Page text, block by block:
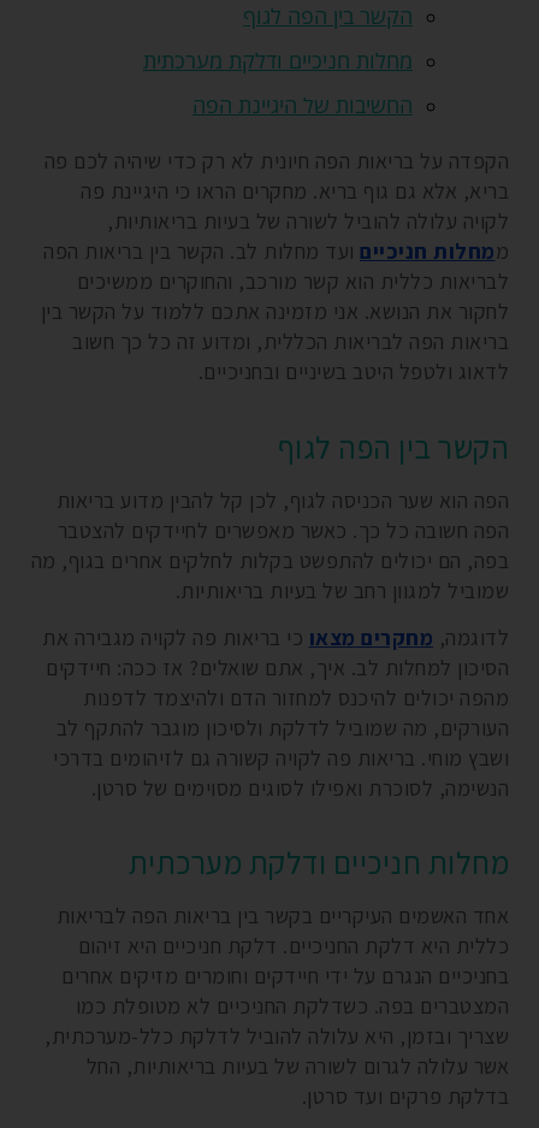
הקשר בין הפה לגוף
מחלות חניכיים ודלקת מערכתית
החשיבות של היגיינת הפה
הקפדה על בריאות הפה חיונית לא רק כדי שיהיה לכם פה
בריא, אלא גם גוף בריא. מחקרים הראו כי היגיינת פה
לקויה עלולה להוביל לשורה של בעיות בריאותיות,
ממחלות חניכיים ועד מחלות לב. הקשר בין בריאות הפה
לבריאות כללית הוא קשר מורכב, והחוקרים ממשיכים
לחקור את הנושא. אני מזמינה אתכם ללמוד על הקשר בין
בריאות הפה לבריאות הכללית, ומדוע זה כל כך חשוב
לדאוג ולטפל היטב בשיניים ובחניכיים.
הקשר בין הפה לגוף
הפה הוא שער הכניסה לגוף, לכן קל להבין מדוע בריאות
הפה חשובה כל כך. כאשר מאפשרים לחיידקים להצטבר
בפה, הם יכולים להתפשט בקלות לחלקים אחרים בגוף, מה
שמוביל למגוון רחב של בעיות בריאותיות.
לדוגמה, מחקרים מצאו כי בריאות פה לקויה מגבירה את
הסיכון למחלות לב. איך, אתם שואלים? אז ככה: חיידקים
מהפה יכולים להיכנס למחזור הדם ולהיצמד לדפנות
העורקים, מה שמוביל לדלקת ולסיכון מוגבר להתקף לב
ושבץ מוחי. בריאות פה לקויה קשורה גם לזיהומים בדרכי
הנשימה, לסוכרת ואפילו לסוגים מסוימים של סרטן.
מחלות חניכיים ודלקת מערכתית
אחד האשמים העיקריים בקשר בין בריאות הפה לבריאות
כללית היא דלקת החניכיים. דלקת חניכיים היא זיהום
בחניכיים הנגרם על ידי חיידקים וחומרים מזיקים אחרים
המצטברים בפה. כשדלקת החניכיים לא מטופלת כמו
שצריך ובזמן, היא עלולה להוביל לדלקת כלל-מערכתית,
אשר עלולה לגרום לשורה של בעיות בריאותיות, החל
בדלקת פרקים ועד סרטן.